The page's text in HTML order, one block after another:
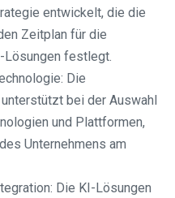
entwickelt, die die
Zeitplan für die
Lösungen festlegt.
Die
bei der Auswahl
und Plattformen,
Unternehmens am
Die KI-Lösungen